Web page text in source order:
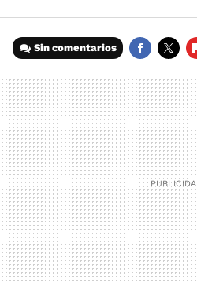
Sin comentarios